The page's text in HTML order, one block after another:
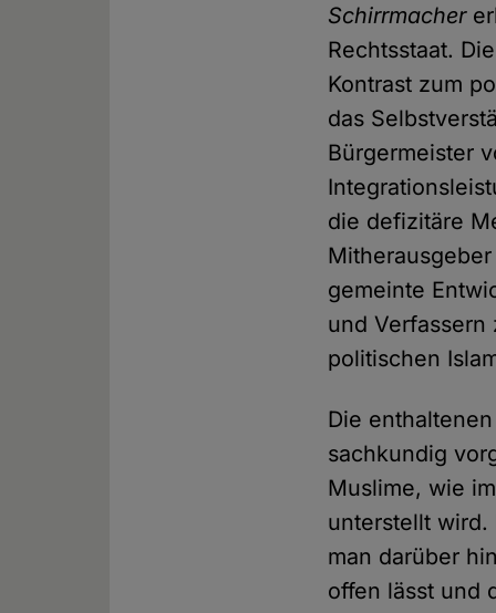
Schirrmacher
Rechtsstaat.
Kontrast zum
das
Bürgermeister
die defizitäre
Mitherausgeber
gemeinte
und
politischen
Die
sachkundig
Muslime, wie
unterstellt wird.
man darüber
offen lässt und